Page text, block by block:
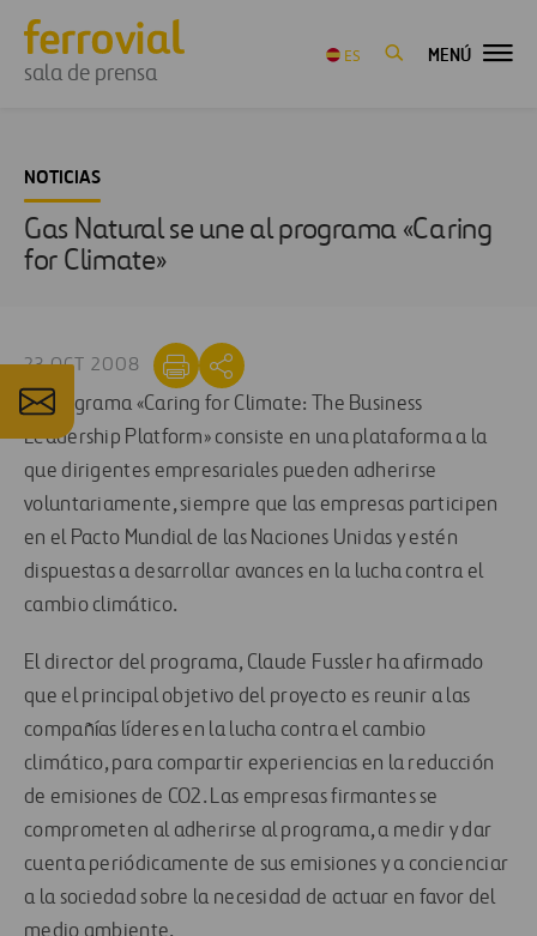
sala de prensa
ES MENÚ
NOTICIAS
Gas Natural se une al programa «Caring
for Climate»
23 OCT 2008
El programa «Caring for Climate: The Business
Leadership Platform» consiste en una plataforma a la
que dirigentes empresariales pueden adherirse
voluntariamente, siempre que las empresas participen
en el Pacto Mundial de las Naciones Unidas y estén
dispuestas a desarrollar avances en la lucha contra el
cambio climático.
El director del programa, Claude Fussler ha afirmado
que el principal objetivo del proyecto es reunir a las
compañías líderes en la lucha contra el cambio
climático, para compartir experiencias en la reducción
de emisiones de CO2. Las empresas firmantes se
comprometen al adherirse al programa, a medir y dar
cuenta periódicamente de sus emisiones y a concienciar
a la sociedad sobre la necesidad de actuar en favor del